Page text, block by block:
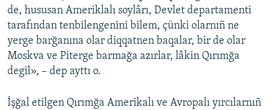
de, hususan Ameriklalı soylârı, Devlet departamenti
tarafından tenbilengenini bilem, çünki olarnıñ ne
yerge barğanına olar diqqatnen baqalar, bir de olar
Moskva ve Piterge barmağa azırlar, lâkin Qırımğa
degil», – dep ayttı o.
İşğal etilgen Qırımğa Amerikalı ve Avropalı yırcılarnıñ